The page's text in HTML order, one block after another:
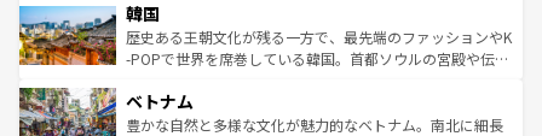
ワイを、存分に味わってほしい。 なお、新着のハワイ情報
はコンテンツ一覧を参照してほしい。
いる。アクティビティも充実しており、サーフィンやダイ
ビング、ハイキングなど、アウトドア好きにはたまらな
い。オーストラリアの多彩な魅力を存分に味わいつくそ
参照してほしい。
ン）、静ひつな山岳地帯である台湾東部など、都市の喧騒
と山間の静けさが共存しており、訪れる人に新しい発見と
驚きをもたらしてくれる。また、奥深い台湾の食文化も魅
容にもいいと評判のスイーツなど、バラエティ豊かな料理
が味わえる。 なお、新着の台湾情報は コンテンツ一覧を参
韓国
歴史ある王朝文化が残る一方で、最先端のファッションやK
-POPで世界を席巻している韓国。首都ソウルの宮殿や伝統
き、地方に足を延ばせば四季折々の自然美を楽しむことが
できる。そして、キムチや焼肉、絶品のストリートフード
ベトナム
豊かな自然と多様な文化が魅力的なベトナム。南北に細長